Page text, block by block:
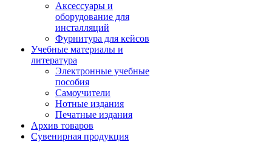
Аксессуары и
оборудование для
инсталляций
Фурнитура для кейсов
Учебные материалы и
литература
Электронные учебные
пособия
Самоучители
Нотные издания
Печатные издания
Архив товаров
Сувенирная продукция